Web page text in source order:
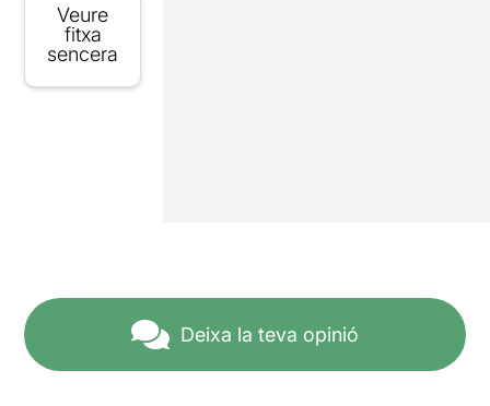
Veure
fitxa
sencera
Deixa la teva opinió